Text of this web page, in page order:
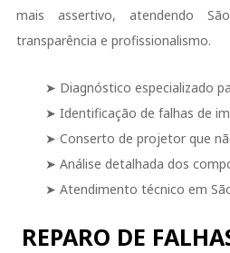
mais assertivo, atendendo
transparência e profissionalismo.
➤ Diagnóstico especializado
➤ Identificação de falhas de
➤ Conserto de projetor que
➤ Análise detalhada dos
➤ Atendimento técnico em
REPARO DE